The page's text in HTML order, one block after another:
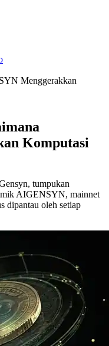
Menggerakkan
Komputasi
tumpukan
AIGENSYN, mainnet
dipantau oleh setiap